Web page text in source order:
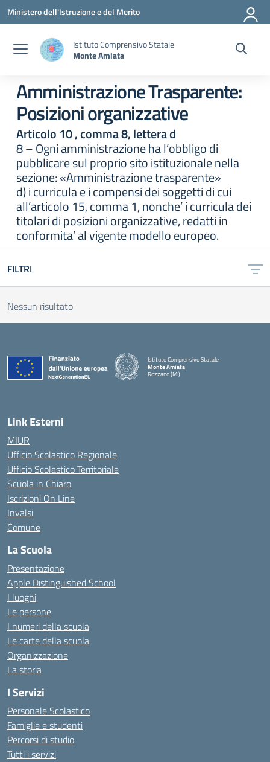
Vai ai contenuti
Vai al menu di navigazione
Vai al footer
Ministero dell'Istruzione e del Merito
Istituto Comprensivo Statale
Monte Amiata
Amministrazione Trasparente:
Posizioni organizzative
Articolo 10 , comma 8, lettera d
8 – Ogni amministrazione ha l’obbligo di
pubblicare sul proprio sito istituzionale nella
sezione: «Amministrazione trasparente»
d) i curricula e i compensi dei soggetti di cui
all’articolo 15, comma 1, nonche’ i curricula dei
titolari di posizioni organizzative, redatti in
conformita’ al vigente modello europeo.
FILTRI
Nessun risultato
Istituto Comprensivo Statale
Monte Amiata
Rozzano (MI)
Link Esterni
MIUR
Ufficio Scolastico Regionale
Ufficio Scolastico Territoriale
Scuola in Chiaro
Iscrizioni On Line
Invalsi
Comune
La Scuola
Presentazione
Apple Distinguished School
I luoghi
Le persone
I numeri della scuola
Le carte della scuola
Organizzazione
La storia
I Servizi
Personale Scolastico
Famiglie e studenti
Percorsi di studio
Tutti i servizi